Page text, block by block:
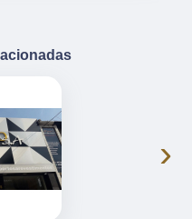
›